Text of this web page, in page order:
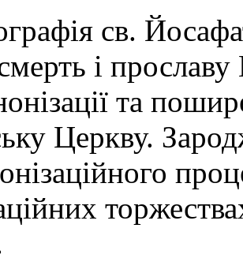
св.
і
та
Церкву.